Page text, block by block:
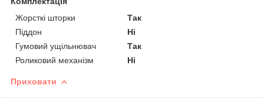
Жорсткі шторки
Так
Піддон
Ні
Гумовий ущільнювач
Так
Роликовий механізм
Ні
Приховати